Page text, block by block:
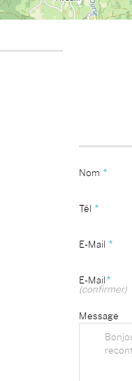
Nom *
Tél *
E-Mail *
E-Mail*
(confirmer)
Message